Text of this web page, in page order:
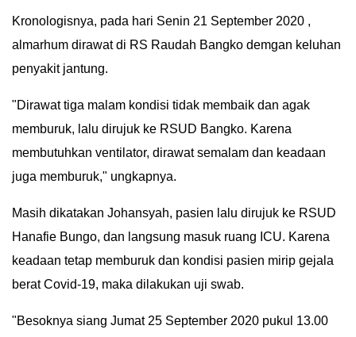
Kronologisnya, pada hari Senin 21 September 2020 ,
almarhum dirawat di RS Raudah Bangko demgan keluhan
penyakit jantung.
"Dirawat tiga malam kondisi tidak membaik dan agak
memburuk, lalu dirujuk ke RSUD Bangko. Karena
membutuhkan ventilator, dirawat semalam dan keadaan
juga memburuk," ungkapnya.
Masih dikatakan Johansyah, pasien lalu dirujuk ke RSUD
Hanafie Bungo, dan langsung masuk ruang ICU. Karena
keadaan tetap memburuk dan kondisi pasien mirip gejala
berat Covid-19, maka dilakukan uji swab.
"Besoknya siang Jumat 25 September 2020 pukul 13.00